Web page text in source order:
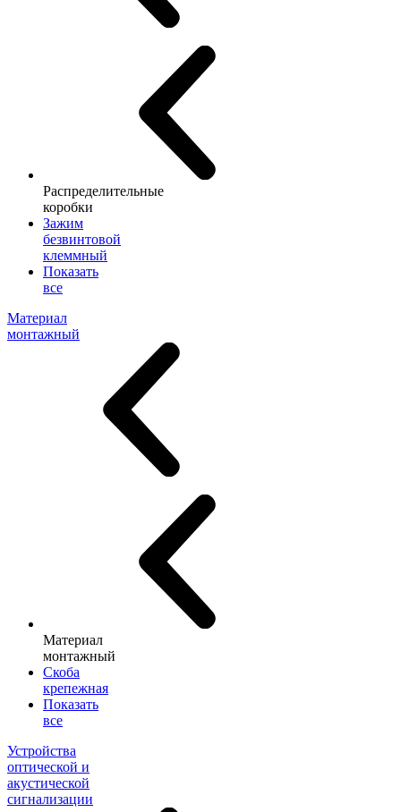
Распределительные
коробки
Зажим
безвинтовой
клеммный
Показать
все
Материал
монтажный
Материал
монтажный
Скоба
крепежная
Показать
все
Устройства
оптической и
акустической
сигнализации